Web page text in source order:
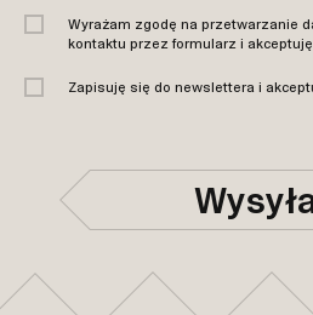
Wyrażam zgodę na przetwarzanie
kontaktu przez formularz i akceptuję
Zapisuję się do newslettera i